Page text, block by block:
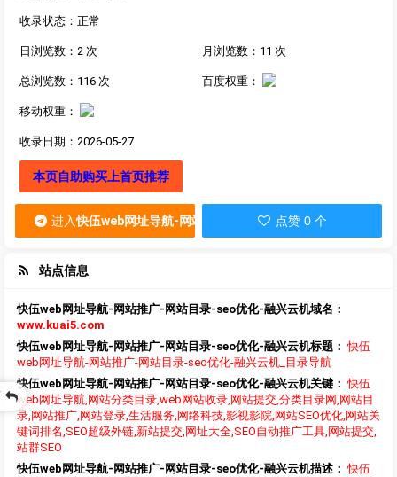
收录状态：正常
日浏览数：2 次 月浏览数：11 次
总浏览数：116 次 百度权重：
移动权重：
收录日期：2026-05-27
本页自助购买上首页推荐
进入快伍web网址导航-网站推广-网站目录-seo优化-融兴云机
点赞 0 个
站点信息
快伍web网址导航-网站推广-网站目录-seo优化-融兴云机域名：
www.kuai5.com
快伍web网址导航-网站推广-网站目录-seo优化-融兴云机标题： 快伍
web网址导航-网站推广-网站目录-seo优化-融兴云机_目录导航
快伍web网址导航-网站推广-网站目录-seo优化-融兴云机关键： 快伍
web网址导航,网站分类目录,web网站收录,网站提交,分类目录网,网站目
录,网站推广,网站登录,生活服务,网络科技,影视影院,网站SEO优化,网站关
键词排名,SEO超级外链,新站提交,网址大全,SEO自动推广工具,网站提交,
站群SEO
快伍web网址导航-网站推广-网站目录-seo优化-融兴云机描述： 快伍